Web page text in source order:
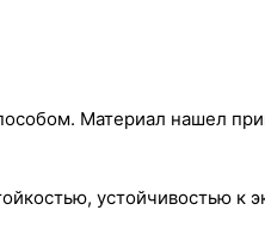
Материал нашел
устойчивостью к